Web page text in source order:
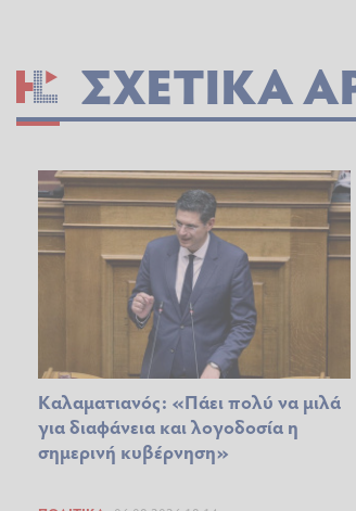
ΣΧΕΤΙΚΆ
Καλαματιανός: «Πάει πολύ να μιλά
για διαφάνεια και λογοδοσία η
σημερινή κυβέρνηση»